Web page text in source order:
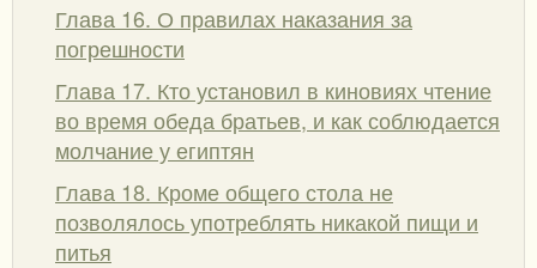
Глава 16. О правилах наказания за
погрешности
Глава 17. Кто установил в киновиях чтение
во время обеда братьев, и как соблюдается
молчание у египтян
Глава 18. Кроме общего стола не
позволялось употреблять никакой пищи и
питья